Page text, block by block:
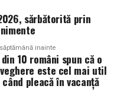
ai școlii sale de
unic, aceștia au
limitări de cost.
moderne,
și al ingredientelor
sărbătorită prin
inainte
10 români spun că o
este cel mai util
pleacă în vacanță